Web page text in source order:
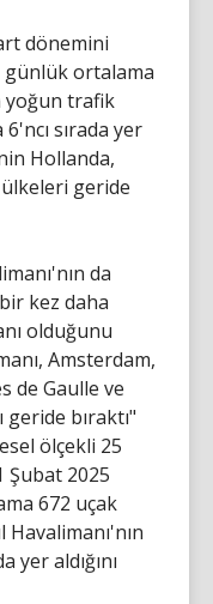
dönemini
ortalama
yoğun trafik
sırada yer
Hollanda,
geride
da
kez daha
olduğunu
Amsterdam,
de Gaulle ve
bıraktı"
ölçekli 25
Şubat 2025
672 uçak
Havalimanı'nın
yer aldığını